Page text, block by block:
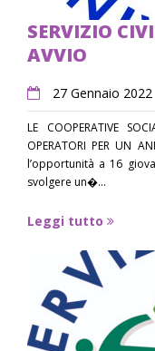
SERVIZIO
AVVIO
27 Gennaio 2022
LE COOPERATIVE
OPERATORI PER UN
l’opportunità a 16
svolgere un�...
Leggi tutto